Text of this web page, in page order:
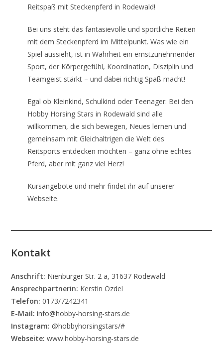
Reitspaß mit Steckenpferd in Rodewald!​
Bei uns steht das fantasievolle und sportliche Reiten
mit dem Steckenpferd im Mittelpunkt. Was wie ein
Spiel aussieht, ist in Wahrheit ein ernstzunehmender
Sport, der Körpergefühl, Koordination, Disziplin und
Teamgeist stärkt – und dabei richtig Spaß macht!​
Egal ob Kleinkind, Schulkind oder Teenager: Bei den
Hobby Horsing Stars in Rodewald sind alle
willkommen, die sich bewegen, Neues lernen und
gemeinsam mit Gleichaltrigen die Welt des
Reitsports entdecken möchten – ganz ohne echtes
Pferd, aber mit ganz viel Herz!
Kursangebote und mehr findet ihr auf unserer
Webseite.
Kontakt
Anschrift: Nienburger Str. 2 a, 31637 Rodewald
Ansprechpartnerin: Kerstin Özdel
Telefon: 0173/7242341
E-Mail:info@hobby-horsing-stars.de
Instagram: @hobbyhorsingstars/#
Webseite: www.hobby-horsing-stars.de